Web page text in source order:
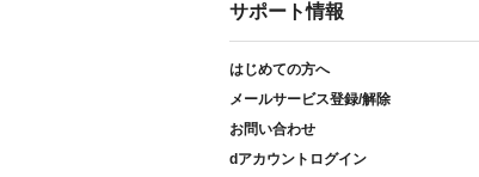
サポート情報
はじめての方へ
メールサービス登録/解除
お問い合わせ
dアカウントログイン